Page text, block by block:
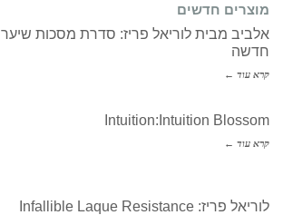
מוצרים חדשים
אלביב מבית לוריאל פריז: סדרת מסכות שיער
חדשה
קרא עוד ←
Intuition:Intuition Blossom
קרא עוד ←
לוריאל פריז: Infallible Laque Resistance